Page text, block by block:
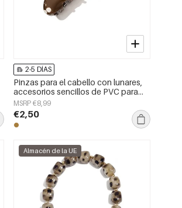
2-5 DÍAS
Pinzas para el cabello con lunares,
accesorios sencillos de PVC para
uso diario
MSRP €8,99
€2,50
Almacén de la UE